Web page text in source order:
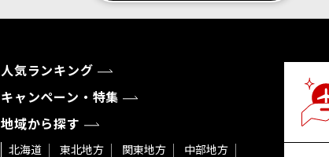
人気ランキング
キャンペーン・特集
地域から探す
北海道 東北地方 関東地方
中部地方